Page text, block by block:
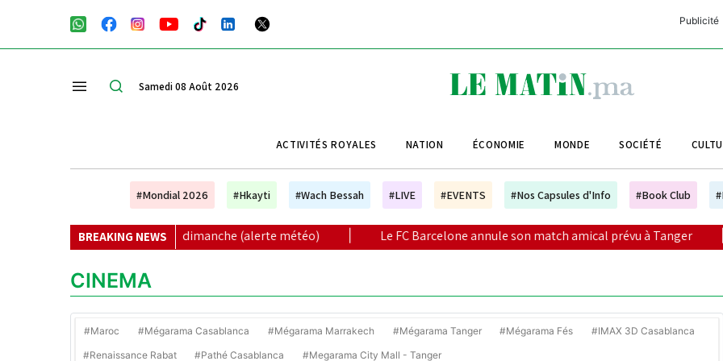
Publicité
Samedi 08 Août 2026
ACTIVITÉS ROYALES NATION ÉCONOMIE MONDE SOCIÉTÉ
#Mondial 2026 #Hkayti #Wach Bessah #LIVE #EVENTS #Nos Capsules d'Info #Book Club
BREAKING NEWS
de vendredi à dimanche (alerte météo) | Le FC Barcelone annule son match amical prévu à Tanger | Wach
CINEMA
#Maroc #Mégarama Casablanca #Mégarama Marrakech #Mégarama Tanger #Mégarama Fés #IMAX 3D Casablanca
#Renaissance Rabat #Pathé Casablanca #Megarama City Mall - Tanger